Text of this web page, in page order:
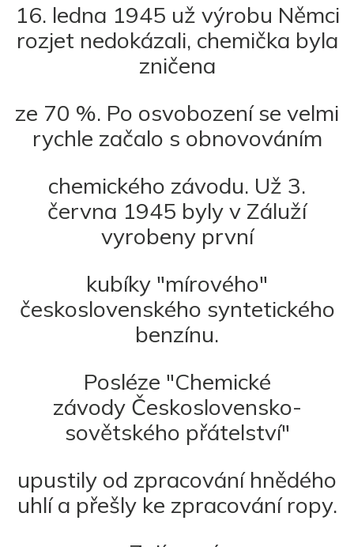
16. ledna 1945 už výrobu Němci
rozjet nedokázali, chemička byla
zničena
ze 70 %. Po osvobození se velmi
rychle začalo s obnovováním
chemického závodu. Už 3.
června 1945 byly v Záluží
vyrobeny první
kubíky "mírového"
československého syntetického
benzínu.
Posléze "Chemické
závody Československo-
sovětského přátelství"
upustily od zpracování hnědého
uhlí a přešly ke zpracování ropy.